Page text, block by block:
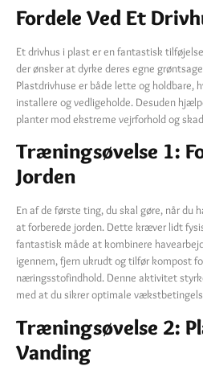
Fordele Ved Et
Et drivhus i plast er en fantastisk
der ønsker at dyrke deres egne
Plastdrivhuse er både lette og holdbare,
installere og vedligeholde. Desuden
planter mod ekstreme vejrforhold og
Træningsøvelse 1:
Jorden
En af de første ting, du skal gøre, når du
at forberede jorden. Dette kræver lidt
fantastisk måde at kombinere
igennem, fjern ukrudt og tilfør kompost
næringsstofindhold. Denne aktivitet
med at du sikrer optimale
Træningsøvelse 2:
Vanding